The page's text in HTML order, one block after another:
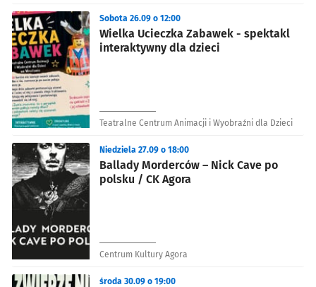
Wielka Ucieczka Zabawek - spektakl
interaktywny dla dzieci
Sobota 26.09 o 12:00
Teatralne Centrum Animacji i Wyobraźni dla Dzieci
Ballady Morderców – Nick Cave po
polsku / CK Agora
Niedziela 27.09 o 18:00
Centrum Kultury Agora
środa 30.09 o 19:00